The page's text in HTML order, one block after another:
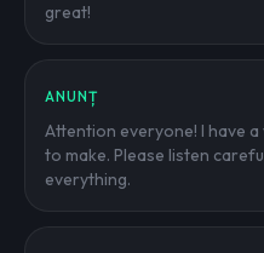
great!
ANUNȚ
Attention everyone! I have
to make. Please listen
everything.